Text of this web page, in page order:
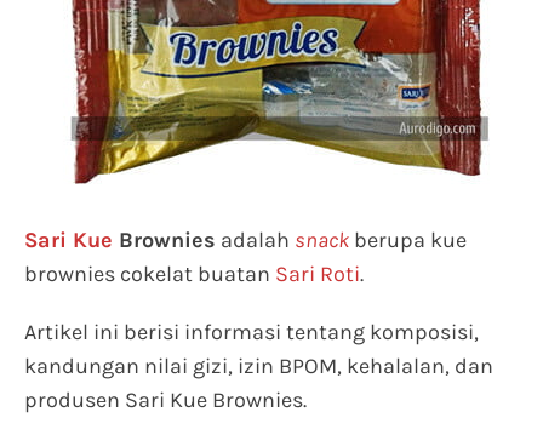
Sari Kue Brownies adalah snack berupa kue
brownies cokelat buatan Sari Roti.
Artikel ini berisi informasi tentang komposisi,
kandungan nilai gizi, izin BPOM, kehalalan, dan
produsen Sari Kue Brownies.